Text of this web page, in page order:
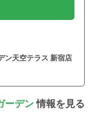
ン天空テラス 新宿店
ーデン情報を見る